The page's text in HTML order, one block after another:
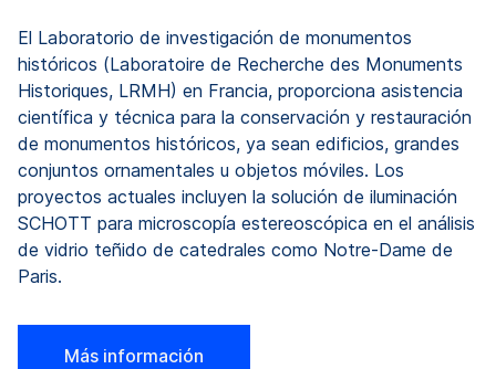
El Laboratorio de investigación de monumentos
históricos (Laboratoire de Recherche des Monuments
Historiques, LRMH) en Francia, proporciona asistencia
científica y técnica para la conservación y restauración
de monumentos históricos, ya sean edificios, grandes
conjuntos ornamentales u objetos móviles. Los
proyectos actuales incluyen la solución de iluminación
SCHOTT para microscopía estereoscópica en el análisis
de vidrio teñido de catedrales como Notre-Dame de
Paris.
Más información